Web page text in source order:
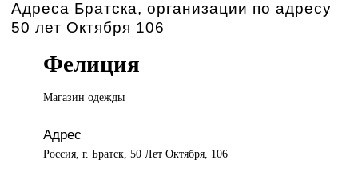
Адреса Братска, организации по адресу
50 лет Октября 106
Фелиция
Магазин одежды
Адрес
Россия, г. Братск, 50 Лет Октября, 106